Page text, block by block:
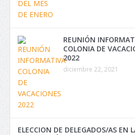
REUNIÓN
COLONIA DE
2022
diciembre 22, 2021
ELECCION DE DELEGADOS/AS EN